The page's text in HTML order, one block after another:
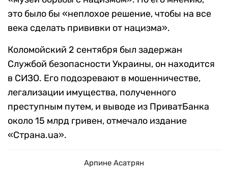
это было бы «неплохое решение, чтобы на все
века сделать прививки от нацизма».
Коломойский 2 сентября был задержан
Службой безопасности Украины, он находится
в СИЗО. Его подозревают в мошенничестве,
легализации имущества, полученного
преступным путем, и выводе из ПриватБанка
около 15 млрд гривен, отмечало издание
«Страна.ua».
Арпине Асатрян